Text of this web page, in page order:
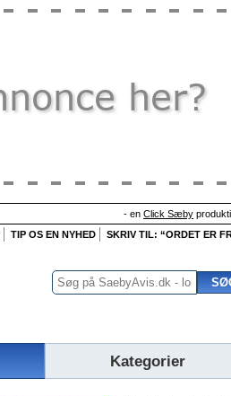
- en Click Sæby
TIP OS EN NYHED SKRIV TIL: “ORDET ER
Kategorier